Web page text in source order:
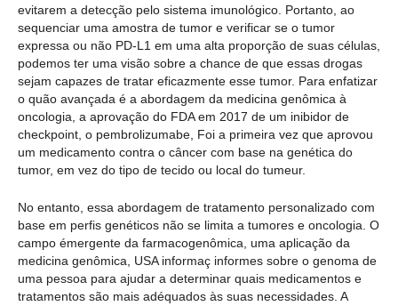
evitarem a detecção pelo sistema imunológico. Portanto, ao
sequenciar uma amostra de tumor e verificar se o tumor
expressa ou não PD-L1 em uma alta proporção de suas células,
podemos ter uma visão sobre a chance de que essas drogas
sejam capazes de tratar eficazmente esse tumor. Para enfatizar
o quão avançada é a abordagem da medicina genômica à
oncologia, a aprovação do FDA em 2017 de um inibidor de
checkpoint, o pembrolizumabe, Foi a primeira vez que aprovou
um medicamento contra o câncer com base na genética do
tumor, em vez do tipo de tecido ou local do tumeur.
No entanto, essa abordagem de tratamento personalizado com
base em perfis genéticos não se limita a tumores e oncologia. O
campo émergente da farmacogenômica, uma aplicação da
medicina genômica, USA informaç informes sobre o genoma de
uma pessoa para ajudar a determinar quais medicamentos e
tratamentos são mais adéquados às suas necessidades. A